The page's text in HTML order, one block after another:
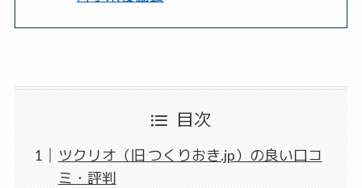
目次
ツクリオ（旧 つくりおき.jp）の良い口コ
ミ・評判